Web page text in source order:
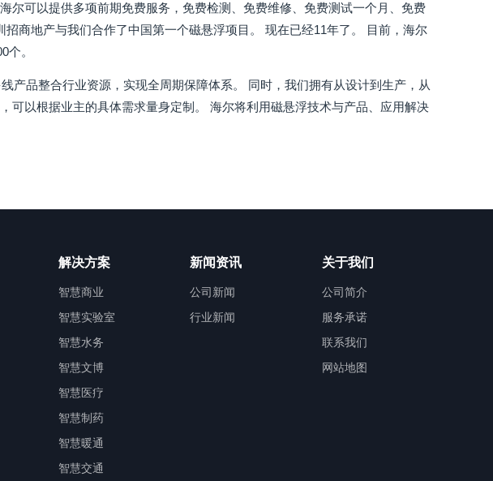
尔可以提供多项前期免费服务，免费检测、免费维修、免费测试一个月、免费
商地产与我们合作了中国第一个磁悬浮项目。 现在已经11年了。 目前，海尔
个。
产品整合行业资源，实现全周期保障体系。 同时，我们拥有从设计到生产，从
可以根据业主的具体需求量身定制。 海尔将利用磁悬浮技术与产品、应用解决
解决方案
智慧商业
智慧实验室
智慧水务
智慧文博
智慧医疗
智慧制药
智慧暖通
智慧交通
新闻资讯
公司新闻
行业新闻
关于我们
公司简介
服务承诺
联系我们
网站地图